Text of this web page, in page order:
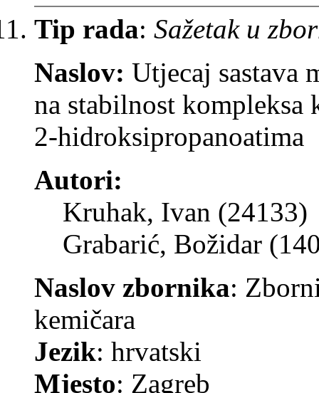
Tip rada: Sažetak u
Naslov: Utjecaj sastava
na stabilnost
2-hidroksipropanoatima
Autori:
Kruhak, Ivan (24133)
Grabarić, Božidar
Naslov zbornika:
kemičara
Jezik: hrvatski
Mjesto: Zagreb